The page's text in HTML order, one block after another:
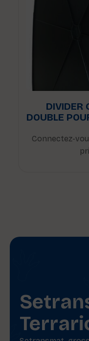
DIVIDER
DOUBLE
Connectez-